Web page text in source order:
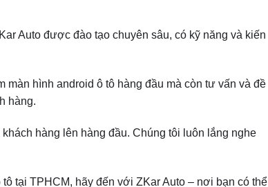
Auto được đào tạo chuyên sâu, có kỹ năng và kiến
hình android ô tô hàng đầu mà còn tư vấn và đề
hàng.
hàng lên hàng đầu. Chúng tôi luôn lắng nghe
tại TPHCM, hãy đến với ZKar Auto – nơi bạn có thể